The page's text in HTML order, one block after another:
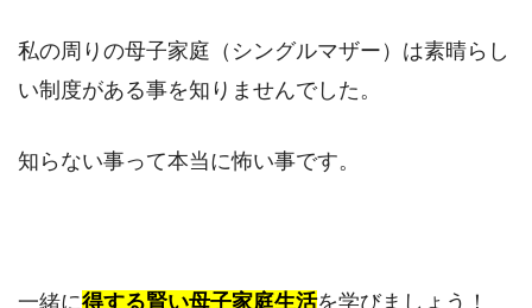
私の周りの母子家庭（シングルマザー）は素晴らし
い制度がある事を知りませんでした。
知らない事って本当に怖い事です。
一緒に得する賢い母子家庭生活を学びましょう！